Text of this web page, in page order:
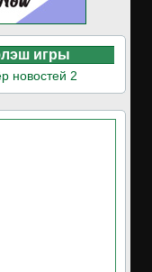
игры
новостей 2